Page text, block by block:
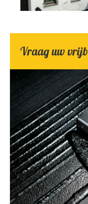
Vraag uw